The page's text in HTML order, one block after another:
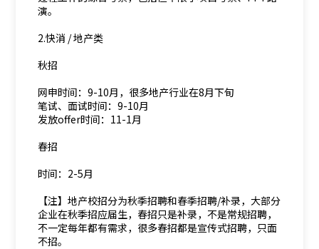
演。
2.快消 / 地产类
秋招
网申时间：9-10月，很多地产行业在8月下旬
笔试、面试时间：9-10月
发放offer时间：11-1月
春招
时间：2-5月
【注】地产校招分为秋季招聘和春季招聘/补录，大部分
企业在秋季招应届生，春招只是补录，不是常规招聘，
不一定每年都有需求，很多春招都是宣传式招聘，只面
不招。